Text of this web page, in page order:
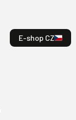
E-shop CZ